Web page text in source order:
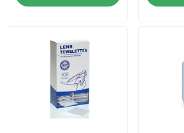
Circa noi
Giro della fabbrica